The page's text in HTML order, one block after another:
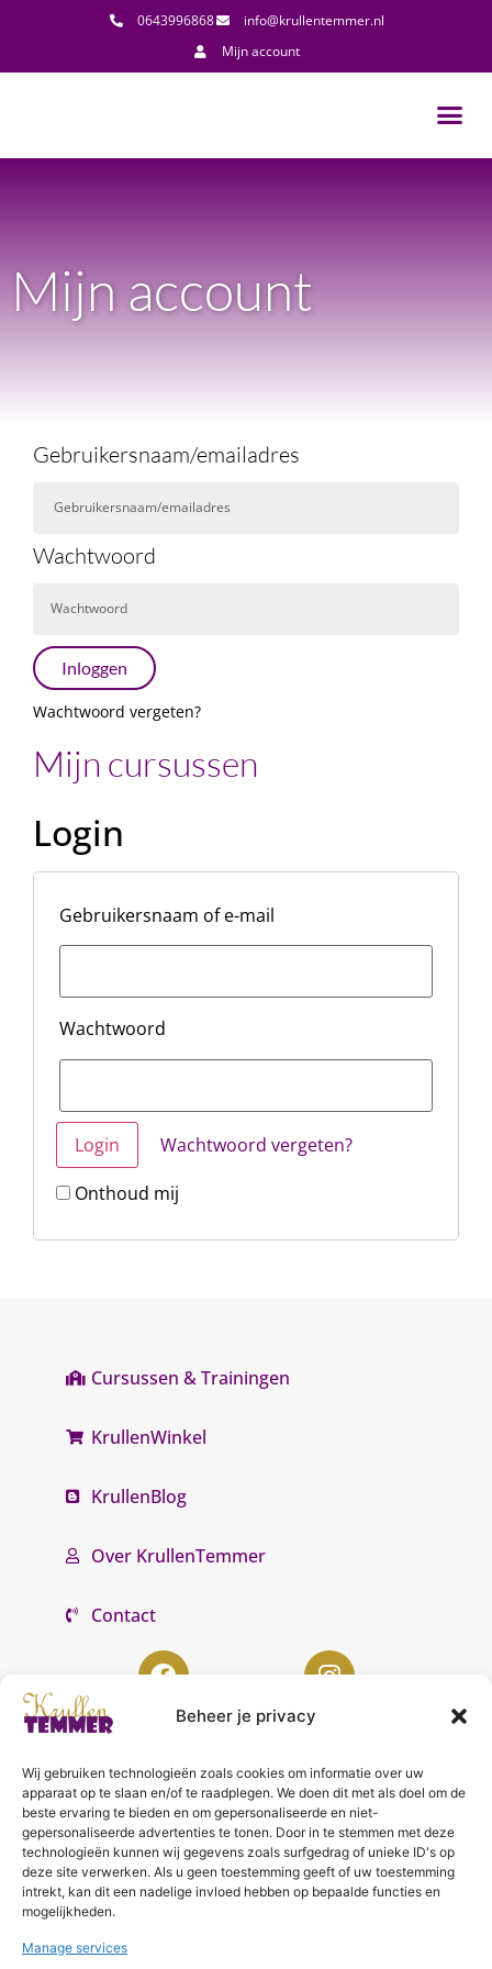
Beheer je privacy
Wij gebruiken technologieën zoals cookies om informatie over uw
apparaat op te slaan en/of te raadplegen. We doen dit met als doel om de
beste ervaring te bieden en om gepersonaliseerde en niet-
gepersonaliseerde advertenties te tonen. Door in te stemmen met deze
technologieën kunnen wij gegevens zoals surfgedrag of unieke ID's op
deze site verwerken. Als u geen toestemming geeft of uw toestemming
intrekt, kan dit een nadelige invloed hebben op bepaalde functies en
mogelijkheden.
Manage services
0643996868
info@krullentemmer.nl
Mijn account
Mijn account
Gebruikersnaam/emailadres
Wachtwoord
Inloggen
Wachtwoord vergeten?
Mijn cursussen
Login
Gebruikersnaam of e-mail
Wachtwoord
Wachtwoord vergeten?
Onthoud mij
Cursussen & Trainingen
KrullenWinkel
KrullenBlog
Over KrullenTemmer
Contact
KrullenTemmer Lelystad
Punter 10 02
8242 DC Lelystad
0643996868